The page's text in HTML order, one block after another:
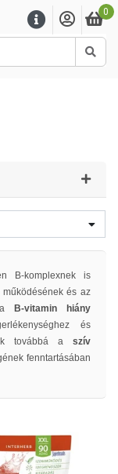
0
B-komplexnek is
működésének és az
B-vitamin hiány
és
továbbá a szív
fenntartásában